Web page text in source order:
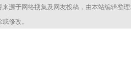
源于网络搜集及网友投稿，由本站编辑整
修改。